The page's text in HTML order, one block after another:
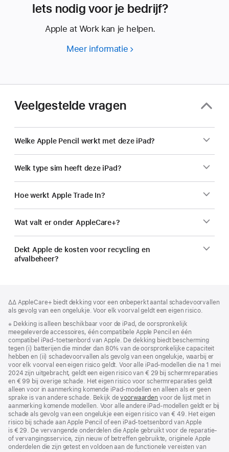
Iets nodig voor je bedrijf?
Apple at Work kan je helpen.
Meer informatie Iets
je
Veelgestelde vragen
Welke Apple Pencil werkt met deze iPad?
Welk type sim heeft deze iPad?
Hoe werkt Apple Trade In?
Wat valt er onder AppleCare+?
Dekt Apple de kosten voor recycling en
afvalbeheer?
Voetnoot
∆∆ AppleCare+ biedt dekking voor een onbeperkt aantal schadevoorvallen
als gevolg van een ongelukje. Voor elk voorval geldt een eigen risico.
Voetnoot
※ Dekking is alleen beschikbaar voor de iPad, de oorspronkelijk
meegeleverde accessoires, één compatibele Apple Pencil en één
compatibel iPad-toetsenbord van Apple. De dekking biedt bescherming
tegen (i) batterijen die minder dan 80% van de oorspronkelijke capaciteit
hebben en (ii) schade­voorvallen als gevolg van een ongelukje, waarbij er
voor elk voorval een eigen risico geldt. Voor alle iPad-modellen die na 1 mei
2024 zijn uitgebracht, geldt een eigen risico van € 29 bij scherm­reparaties
en € 99 bij overige schade. Het eigen risico voor schermreparaties geldt
alleen voor in aanmerking komende iPad-modellen en alleen als er geen
sprake is van andere schade. Bekijk devoorwaarden voor de lijst met in
aanmerking komende modellen. Voor alle andere iPad-modellen geldt er bij
schade als gevolg van een ongelukje een eigen risico van € 49. Het eigen
risico bij schade aan Apple Pencil of een iPad-toetsenbord van Apple
is € 29. De vervangende onderdelen die Apple gebruikt voor de reparatie-
of vervangings­­service, zijn nieuw of betreffen gebruikte, originele Apple
onderdelen die zijn getest en voldoen aan de functionele vereisten van